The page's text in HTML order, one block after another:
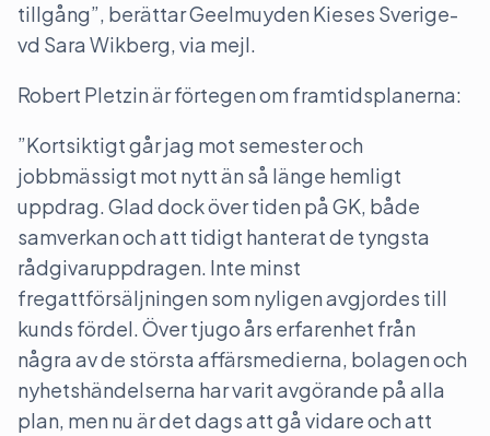
tillgång”, berättar Geelmuyden Kieses Sverige-
vd Sara Wikberg, via mejl.
Robert Pletzin är förtegen om framtidsplanerna:
”Kortsiktigt går jag mot semester och
jobbmässigt mot nytt än så länge hemligt
uppdrag. Glad dock över tiden på GK, både
samverkan och att tidigt hanterat de tyngsta
rådgivaruppdragen. Inte minst
fregattförsäljningen som nyligen avgjordes till
kunds fördel. Över tjugo års erfarenhet från
några av de största affärsmedierna, bolagen och
nyhetshändelserna har varit avgörande på alla
plan, men nu är det dags att gå vidare och att